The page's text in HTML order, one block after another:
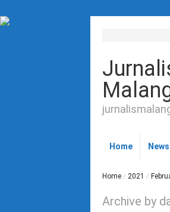
Home News
Home / 2021 /
Archive by